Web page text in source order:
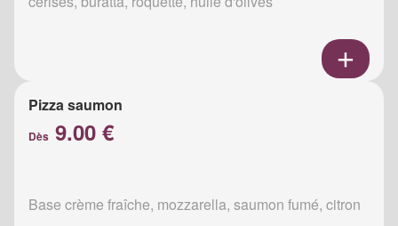
Pizza saumon
Dès 9.00 €
Base crème fraîche, mozzarella, saumon fumé, citron